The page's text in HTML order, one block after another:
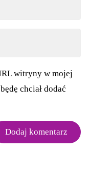
witryny w mojej
chciał dodać